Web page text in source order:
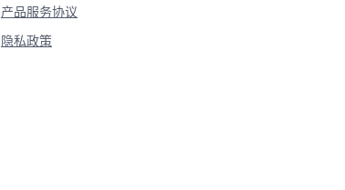
产品服务协议
隐私政策